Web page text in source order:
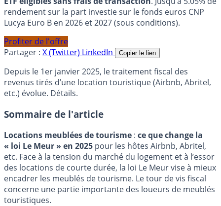
rendement sur la part investie sur le fonds euros CNP
Lucya Euro B en 2026 et 2027 (sous conditions).
Profiter de l'offre
Partager : X (Twitter) LinkedIn Copier le lien
Depuis le 1er janvier 2025, le traitement fiscal des
revenus tirés d’une location touristique (Airbnb, Abritel,
etc.) évolue. Détails.
Sommaire de l'article
Locations meublées de tourisme : ce que change la
« loi Le Meur » en 2025 pour les hôtes Airbnb, Abritel,
etc. Face à la tension du marché du logement et à l’essor
des locations de courte durée, la loi Le Meur vise à mieux
encadrer les meublés de tourisme. Le tour de vis fiscal
concerne une partie importante des loueurs de meublés
touristiques.